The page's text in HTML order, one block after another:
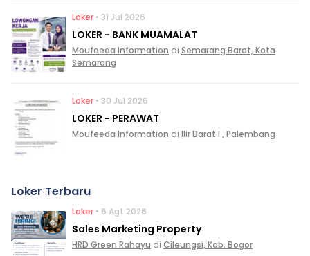
Loker • 31 Jul 2026
LOKER - BANK MUAMALAT
Moufeeda Information di Semarang Barat, Kota
Semarang
Loker • 30 Jul 2026
LOKER - PERAWAT
Moufeeda Information di Ilir Barat I , Palembang
Loker Terbaru
Loker • 6 Agt 2026
Sales Marketing Property
HRD Green Rahayu di Cileungsi, Kab. Bogor